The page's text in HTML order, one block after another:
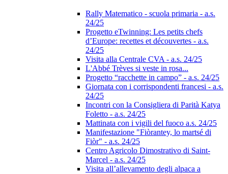
Rally Matematico - scuola primaria - a.s.
24/25
Progetto eTwinning: Les petits chefs
d’Europe: recettes et découvertes - a.s.
24/25
Visita alla Centrale CVA - a.s. 24/25
L'Abbé Trèves si veste in rosa...
Progetto “racchette in campo” - a.s. 24/25
Giornata con i corrispondenti francesi - a.s.
24/25
Incontri con la Consigliera di Parità Katya
Foletto - a.s. 24/25
Mattinata con i vigili del fuoco a.s. 24/25
Manifestazione "Fiòrantey, lo martsé di
Fiòr" - a.s. 24/25
Centro Agricolo Dimostrativo di Saint-
Marcel - a.s. 24/25
Visita all’allevamento degli alpaca a